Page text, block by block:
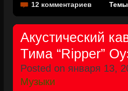
12 комментариев
Акустический
Тима “Ripper”
Posted on января 13,
Музыки